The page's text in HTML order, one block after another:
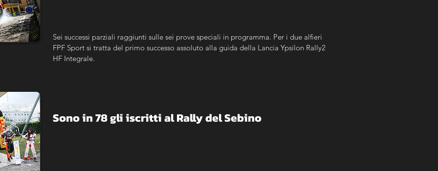
Sei successi parziali raggiunti sulle sei prove speciali in programma. Per i due alfieri
FPF Sport si tratta del primo successo assoluto alla guida della Lancia Ypsilon Rally2
HF Integrale.
Sono in 78 gli iscritti al Rally del Sebino